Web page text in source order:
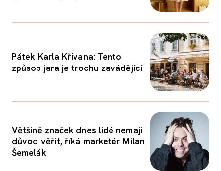
Pátek Karla Křivana: Tento
způsob jara je trochu zavádějící
Většině značek dnes lidé nemají
důvod věřit, říká marketér Milan
Šemelák